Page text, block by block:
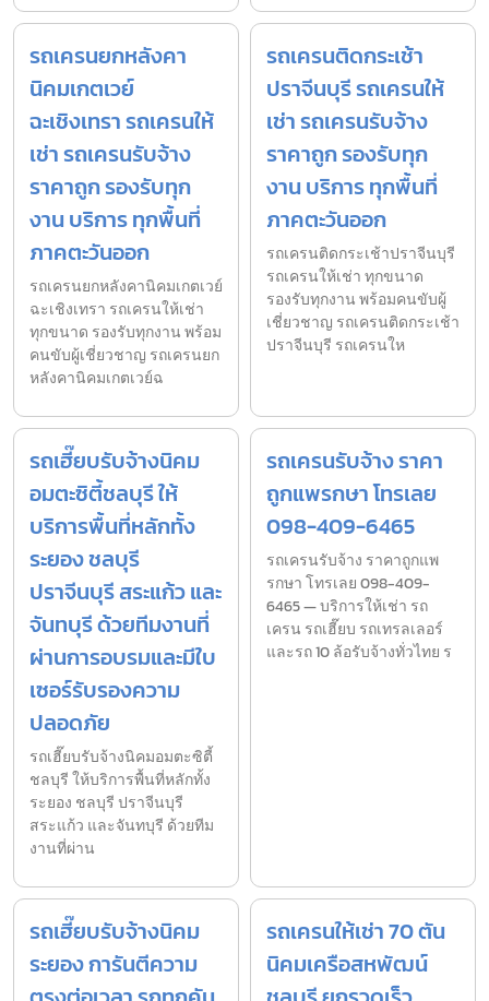
รถเครนยกหลังคา
นิคมเกตเวย์
ฉะเชิงเทรา รถเครนให้
เช่า รถเครนรับจ้าง
ราคาถูก รองรับทุก
งาน บริการ ทุกพื้นที่
ภาคตะวันออก
รถเครนยกหลังคานิคมเกตเวย์
ฉะเชิงเทรา รถเครนให้เช่า
ทุกขนาด รองรับทุกงาน พร้อม
คนขับผู้เชี่ยวชาญ รถเครนยก
หลังคานิคมเกตเวย์ฉ
รถเครนติดกระเช้า
ปราจีนบุรี รถเครนให้
เช่า รถเครนรับจ้าง
ราคาถูก รองรับทุก
งาน บริการ ทุกพื้นที่
ภาคตะวันออก
รถเครนติดกระเช้าปราจีนบุรี
รถเครนให้เช่า ทุกขนาด
รองรับทุกงาน พร้อมคนขับผู้
เชี่ยวชาญ รถเครนติดกระเช้า
ปราจีนบุรี รถเครนให
รถเฮี๊ยบรับจ้างนิคม
อมตะซิตี้ชลบุรี ให้
บริการพื้นที่หลักทั้ง
ระยอง ชลบุรี
ปราจีนบุรี สระแก้ว และ
จันทบุรี ด้วยทีมงานที่
ผ่านการอบรมและมีใบ
เซอร์รับรองความ
ปลอดภัย
รถเฮี๊ยบรับจ้างนิคมอมตะซิตี้
ชลบุรี ให้บริการพื้นที่หลักทั้ง
ระยอง ชลบุรี ปราจีนบุรี
สระแก้ว และจันทบุรี ด้วยทีม
งานที่ผ่าน
รถเครนรับจ้าง ราคา
ถูกแพรกษา โทรเลย
098-409-6465
รถเครนรับจ้าง ราคาถูกแพ
รกษา โทรเลย 098-409-
6465 — บริการให้เช่า รถ
เครน รถเฮี๊ยบ รถเทรลเลอร์
และรถ 10 ล้อรับจ้างทั่วไทย ร
รถเฮี๊ยบรับจ้างนิคม
ระยอง การันตีความ
รถเครนให้เช่า 70 ตัน
นิคมเครือสหพัฒน์